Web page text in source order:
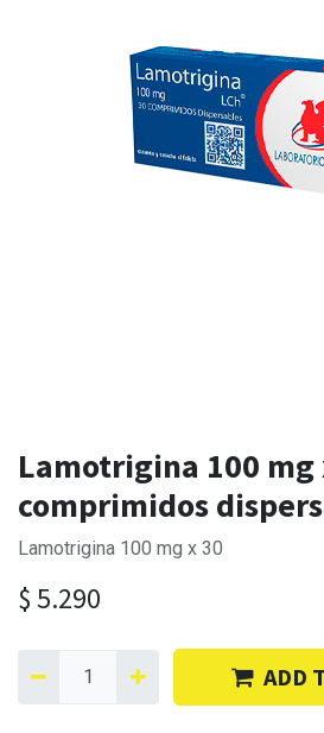
Lamotrigina 100 mg
comprimidos
Lamotrigina 100 mg x 30
$ 5.290
ADD